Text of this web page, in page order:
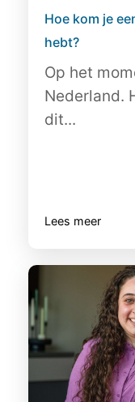
Hoe kom je
hebt?
Op het
Nederland.
dit...
Lees meer